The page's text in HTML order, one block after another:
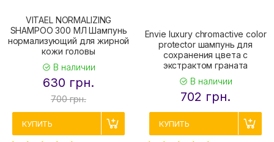
VITAEL NORMALIZING
SHAMPOO 300 МЛ Шампунь
нормализующий для жирной
кожи головы
В наличии
630 грн.
700 грн.
КУПИТЬ
Envie luxury chromaсtive color
protector шампунь для
сохранения цвета с
экстрактом граната
В наличии
702 грн.
КУПИТЬ